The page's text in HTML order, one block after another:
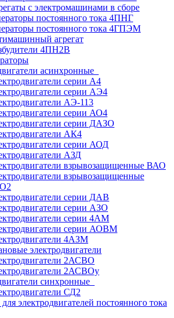
с электромашинами в сборе
постоянного тока 4ПНГ
постоянного тока 4ГПЭМ
агрегат
4ПН2В
асинхронные
серии А4
серии АЭ4
АЭ-113
серии АО4
серии ДАЗО
АК4
серии АОД
АЗД
взрывозащищенные ВАО
взрывозащищенные
серии ДАВ
серии АЗО
серии 4АМ
серии АОВМ
4АЗМ
электродвигатели
2АСВО
2АСВОу
синхронные
СД2
электродвигателей постоянного тока